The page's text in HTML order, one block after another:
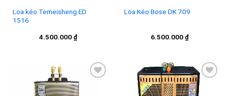
Loa kéo Temeisheng ED
1516
4.500.000 ₫
Loa Kéo Bose DK 709
6.500.000 ₫